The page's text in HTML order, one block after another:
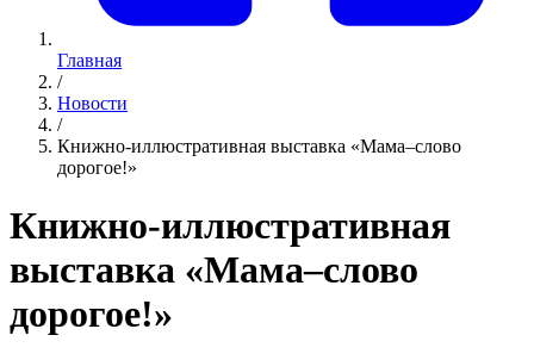
Главная
/
Новости
/
Книжно-иллюстративная выставка «Мама–слово
дорогое!»
Книжно-иллюстративная
выставка «Мама–слово
дорогое!»